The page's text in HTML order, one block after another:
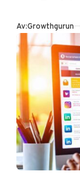
Av:Growthgurun